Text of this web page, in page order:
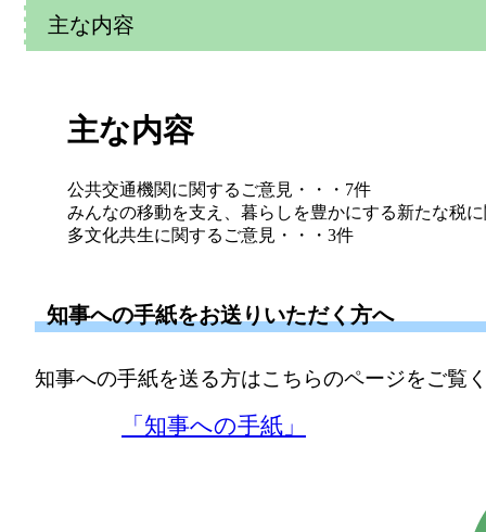
主な内容
主な内容
公共交通機関に関するご意見・・・7件
みんなの移動を支え、暮らしを豊かにする新たな税
多文化共生に関するご意見・・・3件
知事への手紙をお送りいただく方へ
知事への手紙を送る方はこちらのページをご覧
「知事への手紙」